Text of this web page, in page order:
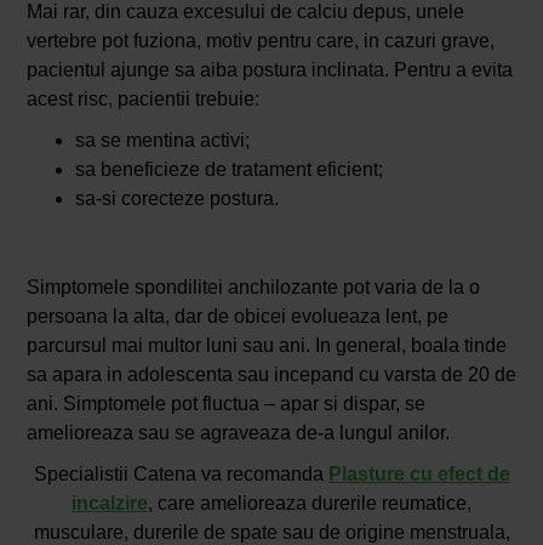
Mai rar, din cauza excesului de calciu depus, unele
vertebre pot fuziona, motiv pentru care, in cazuri grave,
pacientul ajunge sa aiba postura inclinata. Pentru a evita
acest risc, pacientii trebuie:
sa se mentina activi;
sa beneficieze de tratament eficient;
sa-si corecteze postura.
Simptomele spondilitei anchilozante pot varia de la o
persoana la alta, dar de obicei evolueaza lent, pe
parcursul mai multor luni sau ani. In general, boala tinde
sa apara in adolescenta sau incepand cu varsta de 20 de
ani. Simptomele pot fluctua – apar si dispar, se
amelioreaza sau se agraveaza de-a lungul anilor.
Specialistii Catena va recomanda Plasture cu efect de
incalzire, care amelioreaza durerile reumatice,
musculare, durerile de spate sau de origine menstruala,